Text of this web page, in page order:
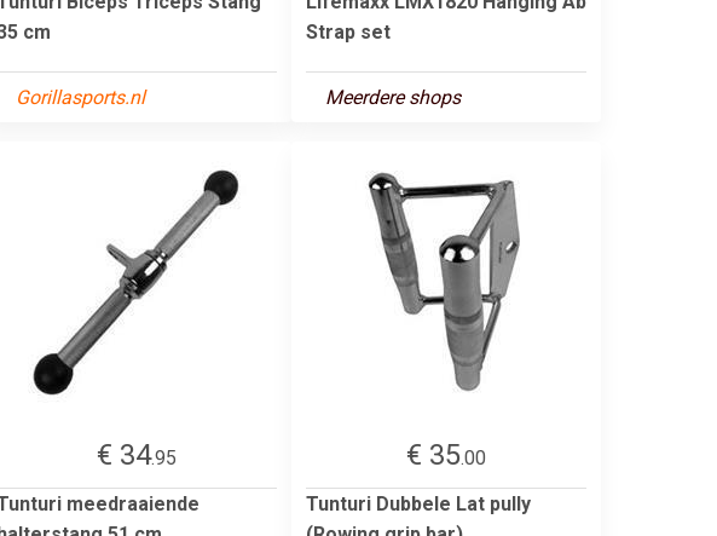
cm
Gorillasports.nl
Strap set
Meerdere shops
€ 34.95
meedraaiende
€ 35.00
Tunturi Dubbele Lat pully